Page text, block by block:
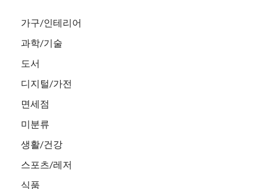
가구/인테리어
과학/기술
도서
디지털/가전
면세점
미분류
생활/건강
스포츠/레저
식품